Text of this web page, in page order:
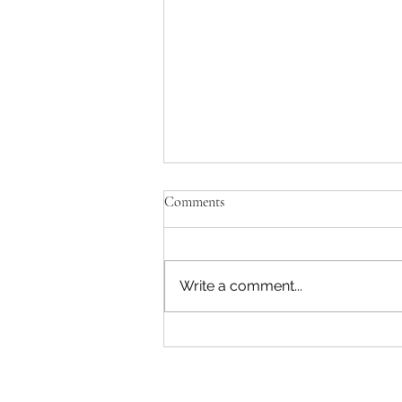
Comments
Write a comment...